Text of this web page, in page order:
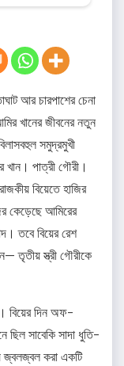
আর চারপাশের চেনা
খানের জীবনের নতুন
সমুদ্রমুখী
খান। পাত্রী গৌরী।
বিয়েতে হাজির
কেড়েছে আমিরের
তবে বিয়ের রেশ
তৃতীয় স্ত্রী গৌরীকে
বিয়ের দিন অফ-
ছিল সাবেকি সাদা ধুতি-
জ্বলজ্বল করা একটি